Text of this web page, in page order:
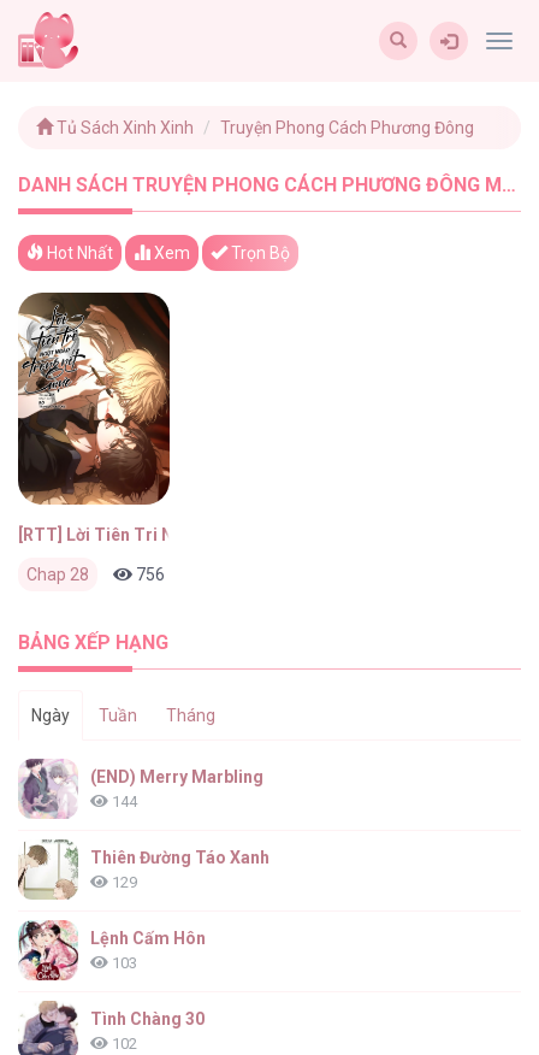
Tủ Sách Xinh Xinh Truyện Phong Cách Phương Đông
DANH SÁCH TRUYỆN PHONG CÁCH PHƯƠNG ĐÔNG MỚI NHẤT - TUSACHXINHXINH (1)
Hot Nhất Xem Trọn Bộ
[RTT] Lời Tiên Tri Ngọt Ngào Trong Nét Mực
Chap 28 756
BẢNG XẾP HẠNG
Ngày Tuần Tháng
(END) Merry Marbling
144
Thiên Đường Táo Xanh
129
Lệnh Cấm Hôn
103
Tình Chàng 30
102